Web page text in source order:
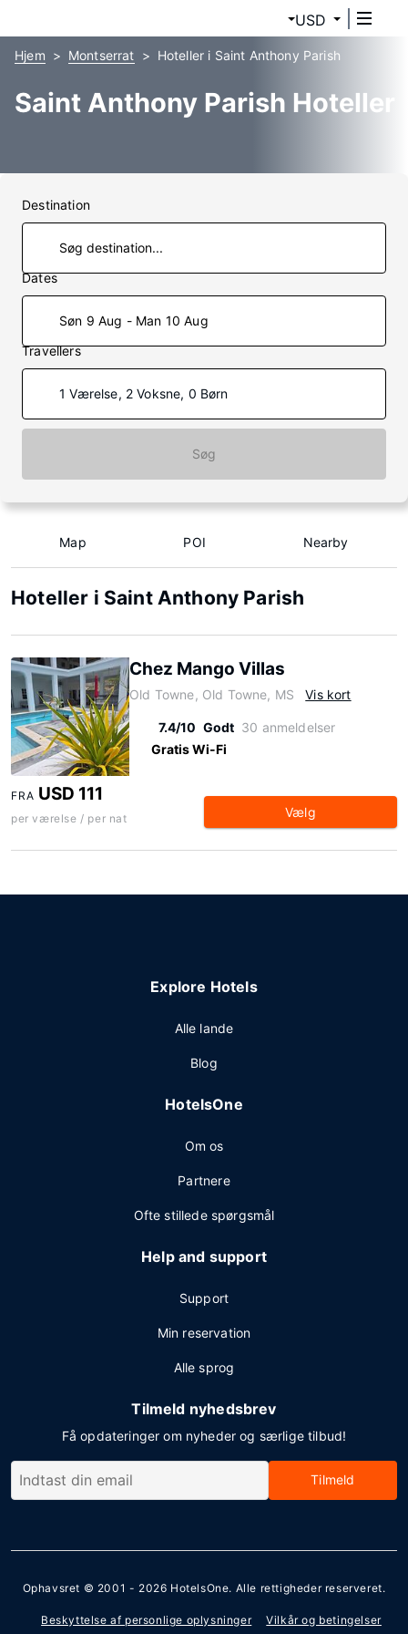
USD
Hjem Montserrat Hoteller i Saint Anthony Parish
Saint Anthony Parish Hoteller
Destination
Dates
Søn 9 Aug - Man 10 Aug
Travellers
1 Værelse, 2 Voksne, 0 Børn
Søg
Map POI Nearby
Hoteller i Saint Anthony Parish
Chez Mango Villas
Old Towne, Old Towne, MS Vis kort
7.4/10 Godt 30 anmeldelser
Gratis Wi-Fi
FRA USD 111
per værelse / per nat Vælg
Explore Hotels
Alle lande
Blog
HotelsOne
Om os
Partnere
Ofte stillede spørgsmål
Help and support
Support
Min reservation
Alle sprog
Tilmeld nyhedsbrev
Få opdateringer om nyheder og særlige tilbud!
Tilmeld
Ophavsret © 2001 - 2026 HotelsOne. Alle rettigheder reserveret.
Beskyttelse af personlige oplysninger Vilkår og betingelser